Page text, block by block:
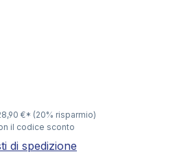
€* (20% risparmio)
il codice sconto
di spedizione